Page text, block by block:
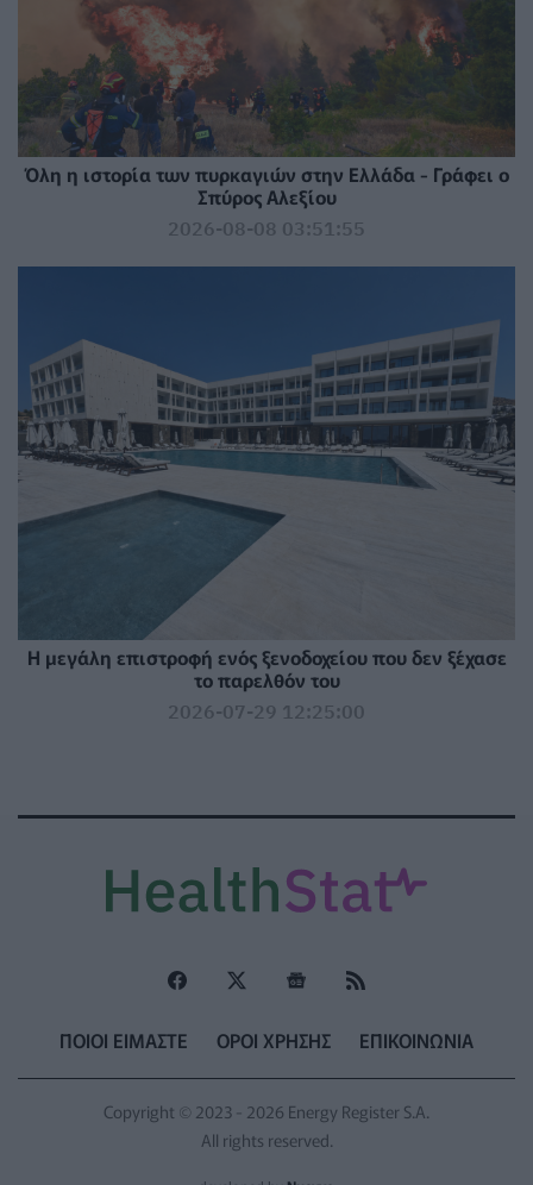
Όλη η ιστορία των πυρκαγιών στην Ελλάδα - Γράφει ο
Σπύρος Αλεξίου
2026-08-08 03:51:55
Η μεγάλη επιστροφή ενός ξενοδοχείου που δεν ξέχασε
το παρελθόν του
2026-07-29 12:25:00
ΠΟΙΟΙ ΕΙΜΑΣΤΕ ΟΡΟΙ ΧΡΗΣΗΣ ΕΠΙΚΟΙΝΩΝΙΑ
Copyright © 2023 - 2026 Energy Register S.A.
All rights reserved.